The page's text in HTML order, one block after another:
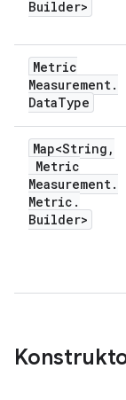
Builder>
Metric
Measurement.
DataType
Map<String ,
Metric
Measurement.
Metric .
Builder>